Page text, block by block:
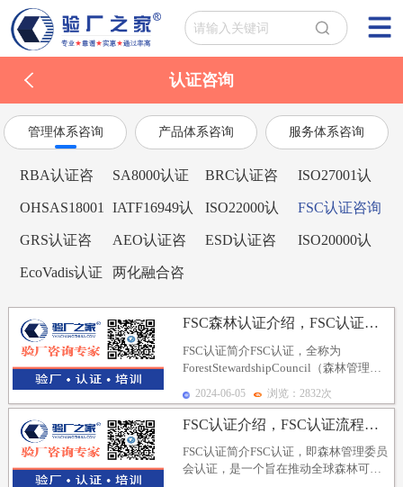
认证咨询
管理体系咨询 产品体系咨询 服务体系咨询
RBA认证咨
询
SA8000认证
咨询
BRC认证咨
询
ISO27001认
证咨询
OHSAS18001
认证咨询
IATF16949认
证咨询
ISO22000认
证咨询
FSC认证咨询
GRS认证咨
询
AEO认证咨
询
ESD认证咨
ISO20000认
EcoVadis认证
两化融合咨
FSC森林认证介绍，FSC认证程序、FSC认证周期及...
FSC认证简介FSC认证，全称为
ForestStewardshipCouncil（森林管理委
员会）认证，是一个国际性的非...
2024-06-05 浏览：2832次
FSC认证介绍，FSC认证流程、FSC认证要求及注意...
FSC认证简介FSC认证，即森林管理委员
会认证，是一个旨在推动全球森林可持